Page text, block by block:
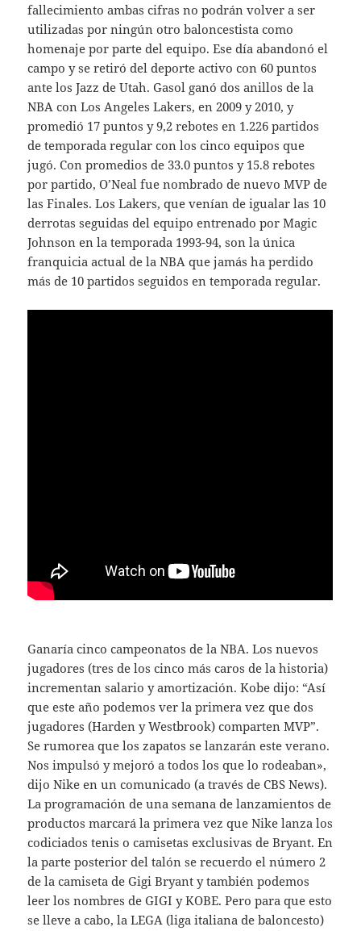
fallecimiento ambas cifras no podrán volver a ser
utilizadas por ningún otro baloncestista como
homenaje por parte del equipo. Ese día abandonó el
campo y se retiró del deporte activo con 60 puntos
ante los Jazz de Utah. Gasol ganó dos anillos de la
NBA con Los Angeles Lakers, en 2009 y 2010, y
promedió 17 puntos y 9,2 rebotes en 1.226 partidos
de temporada regular con los cinco equipos que
jugó. Con promedios de 33.0 puntos y 15.8 rebotes
por partido, O’Neal fue nombrado de nuevo MVP de
las Finales. Los Lakers, que venían de igualar las 10
derrotas seguidas del equipo entrenado por Magic
Johnson en la temporada 1993-94, son la única
franquicia actual de la NBA que jamás ha perdido
más de 10 partidos seguidos en temporada regular.
Ganaría cinco campeonatos de la NBA. Los nuevos
jugadores (tres de los cinco más caros de la historia)
incrementan salario y amortización. Kobe dijo: “Así
que este año podemos ver la primera vez que dos
jugadores (Harden y Westbrook) comparten MVP”.
Se rumorea que los zapatos se lanzarán este verano.
Nos impulsó y mejoró a todos los que lo rodeaban»,
dijo Nike en un comunicado (a través de CBS News).
La programación de una semana de lanzamientos de
productos marcará la primera vez que Nike lanza los
codiciados tenis o camisetas exclusivas de Bryant. En
la parte posterior del talón se recuerdo el número 2
de la camiseta de Gigi Bryant y también podemos
leer los nombres de GIGI y KOBE. Pero para que esto
se lleve a cabo, la LEGA (liga italiana de baloncesto)